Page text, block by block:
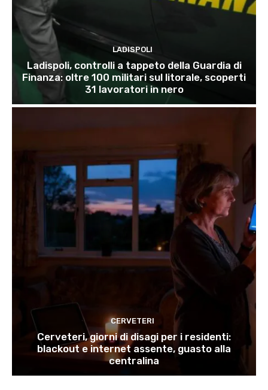
LADISPOLI
Ladispoli, controlli a tappeto della Guardia di
Finanza: oltre 100 militari sul litorale, scoperti
31 lavoratori in nero
CERVETERI
Cerveteri, giorni di disagi per i residenti:
blackout e internet assente, guasto alla
centralina